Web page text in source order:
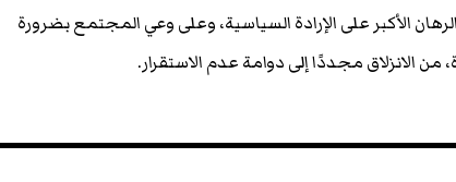
الأكبر على الإرادة السياسية، وعلى وعي المجتمع بضرورة
مجددًا إلى دوامة عدم الاستقرار.